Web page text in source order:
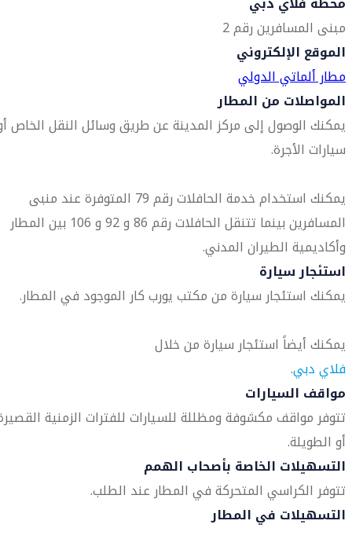
مبنى المسافرين رقم 2
الموقع الإلكتروني
مطار ألماتي الدولي
المواصلات من المطار
يمكنك الوصول إلى مركز المدينة عن طريق وسائل النقل الخاص
سيارات الأجرة.
يمكنك استخدام خدمة الحافلات رقم 79 المتوفرة عند منبى
المسافرين بينما تتنقل الحافلات رقم 86 و 92 و 106 بين المطار
وأكاديمية الطيران المدني.
استئجار سيارة
يمكنك استئجار سيارة من مكتب يورب كار الموجود في المطار.
يمكنك أيضاً استئجار سيارة من خلال
فلاي دبي.
مواقف السيارات
تتوفر مواقف مكشوفة ومظللة للسيارات للفترات الزمنية
أو الطويلة.
التسهيلات الخاصة بأصحاب الهمم
تتوفر الكراسي المتحركة في المطار عند الطلب.
التسهيلات في المطار